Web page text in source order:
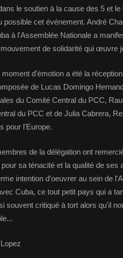
le soutien à la cause des 5 et
possible cet événement. André
à l'Assemblée Nationale a
de solidarité qui œuvre
d'émotion a été la
de Lucas Domingo
du Comité Central du PCC,
du PCC et de Julia Cabrera,
pour l'Europe.
de la délégation ont
sa ténacité et la qualité de
intention d'oeuvrer au sein de
Cuba, ce tout petit pays qui a
souvent critiqué à tort alors qu'il